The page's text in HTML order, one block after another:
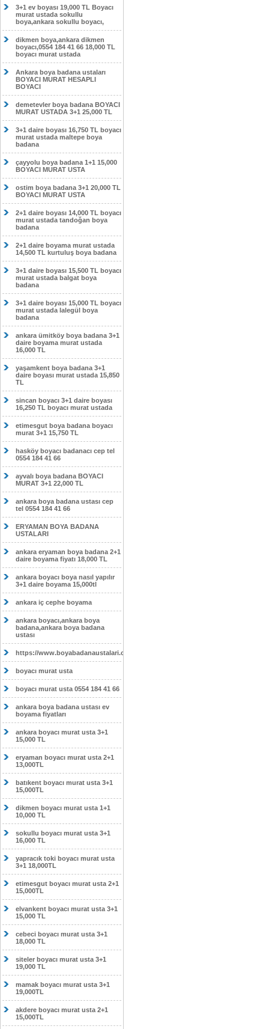
3+1 ev boyası 19,000 TL Boyacı
murat ustada sokullu
boya,ankara sokullu boyacı,
dikmen boya,ankara dikmen
boyacı,0554 184 41 66 18,000 TL
boyacı murat ustada
Ankara boya badana ustaları
BOYACI MURAT HESAPLI
BOYACI
demetevler boya badana BOYACI
MURAT USTADA 3+1 25,000 TL
3+1 daire boyası 16,750 TL boyacı
murat ustada maltepe boya
badana
çayyolu boya badana 1+1 15,000
BOYACI MURAT USTA
ostim boya badana 3+1 20,000 TL
BOYACI MURAT USTA
2+1 daire boyası 14,000 TL boyacı
murat ustada tandoğan boya
badana
2+1 daire boyama murat ustada
14,500 TL kurtuluş boya badana
3+1 daire boyası 15,500 TL boyacı
murat ustada balgat boya
badana
3+1 daire boyası 15,000 TL boyacı
murat ustada lalegül boya
badana
ankara ümitköy boya badana 3+1
daire boyama murat ustada
16,000 TL
yaşamkent boya badana 3+1
daire boyası murat ustada 15,850
TL
sincan boyacı 3+1 daire boyası
16,250 TL boyacı murat ustada
etimesgut boya badana boyacı
murat 3+1 15,750 TL
hasköy boyacı badanacı cep tel
0554 184 41 66
ayvalı boya badana BOYACI
MURAT 3+1 22,000 TL
ankara boya badana ustası cep
tel 0554 184 41 66
ERYAMAN BOYA BADANA
USTALARI
ankara eryaman boya badana 2+1
daire boyama fiyatı 18,000 TL
ankara boyacı boya nasıl yapılır
3+1 daire boyama 15,000tl
ankara iç cephe boyama
ankara boyacı,ankara boya
badana,ankara boya badana
ustası
https://www.boyabadanaustalari.com/
boyacı murat usta
boyacı murat usta 0554 184 41 66
ankara boya badana ustası ev
boyama fiyatları
ankara boyacı murat usta 3+1
15,000 TL
eryaman boyacı murat usta 2+1
13,000TL
batıkent boyacı murat usta 3+1
15,000TL
dikmen boyacı murat usta 1+1
10,000 TL
sokullu boyacı murat usta 3+1
16,000 TL
yapracık toki boyacı murat usta
3+1 18,000TL
etimesgut boyacı murat usta 2+1
15,000TL
elvankent boyacı murat usta 3+1
15,000 TL
cebeci boyacı murat usta 3+1
18,000 TL
siteler boyacı murat usta 3+1
19,000 TL
mamak boyacı murat usta 3+1
19,000TL
akdere boyacı murat usta 2+1
15,000TL